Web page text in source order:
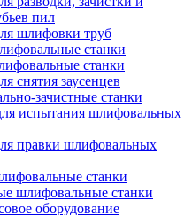
пил
шлифовки труб
станки
станки
снятия заусенцев
зачистные станки
испытания шлифовальных
правки шлифовальных
станки
шлифовальные станки
оборудование